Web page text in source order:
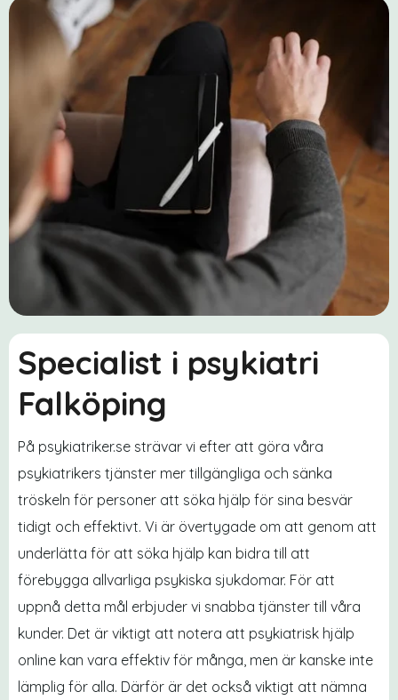
Specialist i psykiatri
Falköping
På psykiatriker.se strävar vi efter att göra våra
psykiatrikers tjänster mer tillgängliga och sänka
tröskeln för personer att söka hjälp för sina besvär
tidigt och effektivt. Vi är övertygade om att genom att
underlätta för att söka hjälp kan bidra till att
förebygga allvarliga psykiska sjukdomar. För att
uppnå detta mål erbjuder vi snabba tjänster till våra
kunder. Det är viktigt att notera att psykiatrisk hjälp
online kan vara effektiv för många, men är kanske inte
lämplig för alla. Därför är det också viktigt att nämna